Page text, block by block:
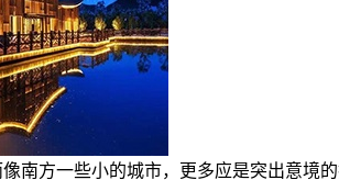
方一些小的城市，更多应是突出意境